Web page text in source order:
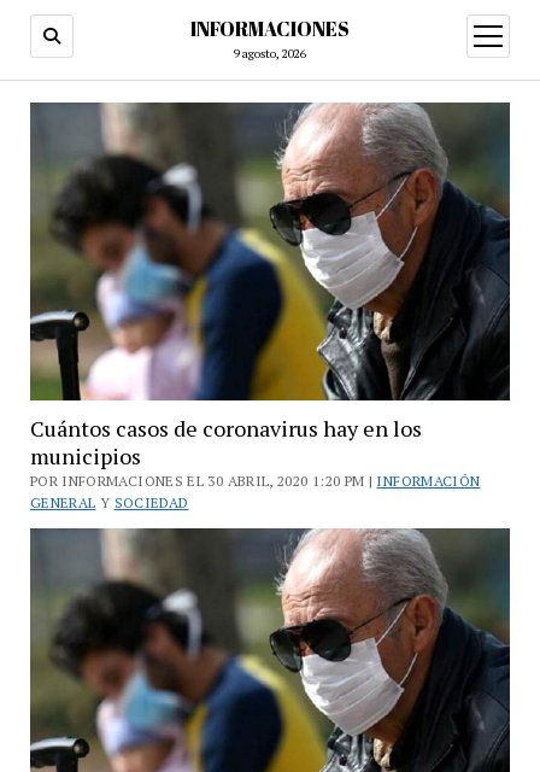
INFORMACIONES
9 agosto, 2026
abrir
menú
Cuántos casos de coronavirus hay en los
municipios
POR INFORMACIONES EL 30 ABRIL, 2020 1:20 PM | INFORMACIÓN
GENERAL Y SOCIEDAD